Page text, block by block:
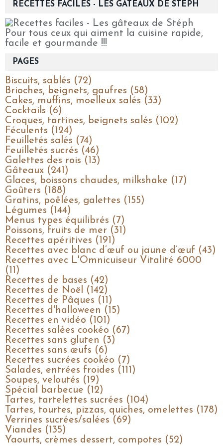
RECETTES FACILES - LES GÂTEAUX DE STÉPH
Pour tous ceux qui aiment la cuisine rapide,
facile et gourmande !!!
PAGES
Biscuits, sablés (72)
Brioches, beignets, gaufres (58)
Cakes, muffins, moelleux salés (33)
Cocktails (6)
Croques, tartines, beignets salés (102)
Féculents (124)
Feuilletés salés (74)
Feuilletés sucrés (46)
Galettes des rois (13)
Gâteaux (241)
Glaces, boissons chaudes, milkshake (17)
Goûters (188)
Gratins, poêlées, galettes (155)
Légumes (144)
Menus types équilibrés (7)
Poissons, fruits de mer (31)
Recettes apéritives (191)
Recettes avec blanc d’œuf ou jaune d’œuf (43)
Recettes avec L'Omnicuiseur Vitalité 6000
(11)
Recettes de bases (42)
Recettes de Noël (142)
Recettes de Pâques (11)
Recettes d'halloween (15)
Recettes en vidéo (101)
Recettes salées cookéo (67)
Recettes sans gluten (3)
Recettes sans œufs (6)
Recettes sucrées cookéo (7)
Salades, entrées froides (111)
Soupes, veloutés (19)
Spécial barbecue (12)
Tartes, tartelettes sucrées (104)
Tartes, tourtes, pizzas, quiches, omelettes (178)
Verrines sucrées/salées (69)
Viandes (135)
Yaourts, crèmes dessert, compotes (52)